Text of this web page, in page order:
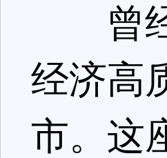
曾经
经济高
市。这